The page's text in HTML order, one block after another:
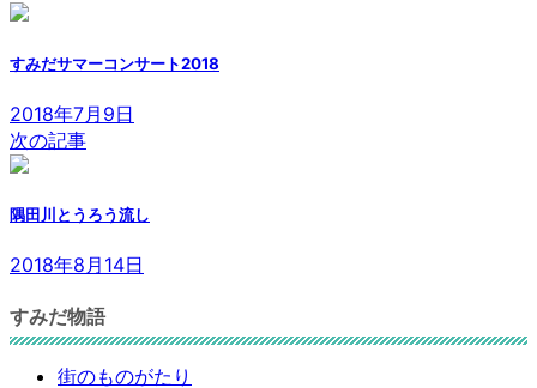
すみだサマーコンサート2018
2018年7月9日
次の記事
隅田川とうろう流し
2018年8月14日
すみだ物語
街のものがたり